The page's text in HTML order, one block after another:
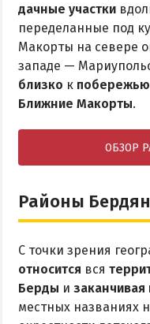
дачные участки
переделанные под
Макорты на севере
западе —
близко к побережью
Ближние Макорты.
ОБЗОР
Районы
С точки зрения
относится вся
Берды и
местных названиях